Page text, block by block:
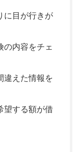
目が行きが
内容をチェ
えた情報を
する額が借